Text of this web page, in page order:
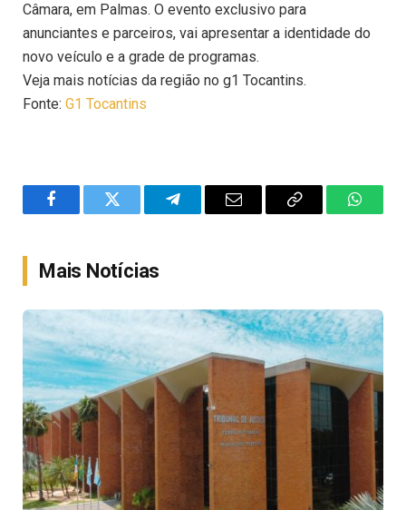
Câmara, em Palmas. O evento exclusivo para
anunciantes e parceiros, vai apresentar a identidade do
novo veículo e a grade de programas.
Veja mais notícias da região no g1 Tocantins.
Fonte: G1 Tocantins
FacebookTwitter TelegramEmail
Copy
Mais Notícias